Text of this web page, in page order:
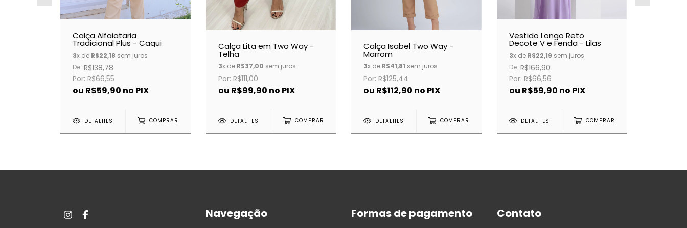
Calça Alfaiataria
Tradicional Plus - Caqui
3x de R$22,18 sem juros
De: R$138,78
Por: R$66,55
ou R$59,90 no PIX
DETALHES COMPRAR
Calça Lita em Two Way -
Telha
3x de R$37,00 sem juros
Por: R$111,00
ou R$99,90 no PIX
DETALHES COMPRAR
Calça Isabel Two Way -
Marrom
3x de R$41,81 sem juros
Por: R$125,44
ou R$112,90 no PIX
DETALHES COMPRAR
Vestido Longo Reto
Decote V e Fenda - Lilas
3x de R$22,19 sem juros
De: R$166,90
Por: R$66,56
ou R$59,90 no PIX
DETALHES COMPRAR
Navegação Formas de pagamento Contato